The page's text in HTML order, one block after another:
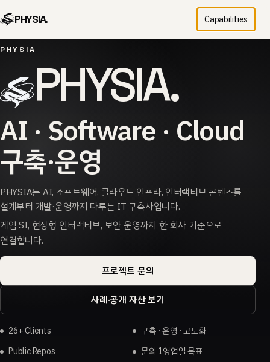
PHYSIA. Capabilities
PHYSIA
PHYSIA.
AI · Software · Cloud
구축·운영
PHYSIA는 AI, 소프트웨어, 클라우드 인프라, 인터랙티브 콘텐츠를
설계부터 개발·운영까지 다루는 IT 구축사입니다.
게임 SI, 현장형 인터랙티브, 보안 운영까지 한 회사 기준으로
연결합니다.
프로젝트 문의
사례·공개 자산 보기
26+ Clients
구축 · 운영 · 고도화
Public Repos
문의 1영업일 목표